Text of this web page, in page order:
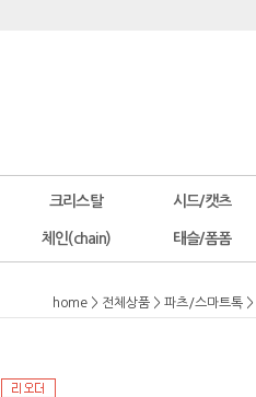
크리스탈 시드/캣츠
체인(chain) 태슬/폼폼
home > 전체상품 > 파츠/스마트톡 >